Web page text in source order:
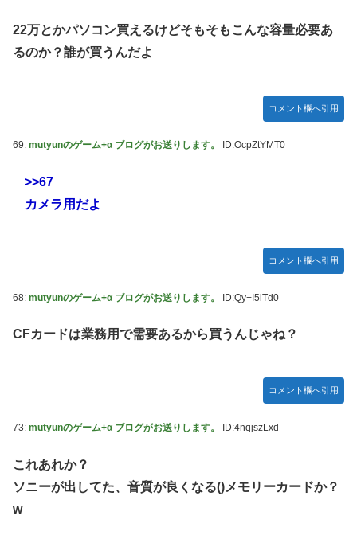
22万とかパソコン買えるけどそもそもこんな容量必要あ
るのか？誰が買うんだよ
コメント欄へ引用
69: mutyunのゲーム+α ブログがお送りします。 ID:OcpZtYMT0
>>67
カメラ用だよ
コメント欄へ引用
68: mutyunのゲーム+α ブログがお送りします。 ID:Qy+I5iTd0
CFカードは業務用で需要あるから買うんじゃね？
コメント欄へ引用
73: mutyunのゲーム+α ブログがお送りします。 ID:4nqjszLxd
これあれか？
ソニーが出してた、音質が良くなる()メモリーカードか？
w